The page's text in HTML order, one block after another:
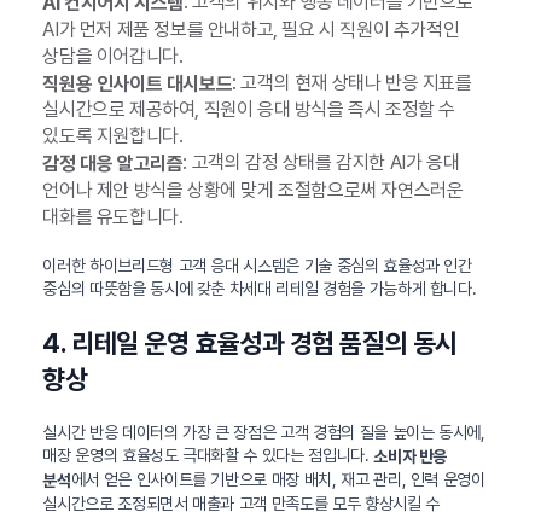
AI가 먼저 제품 정보를 안내하고, 필요 시 직원이 추가적인
상담을 이어갑니다.
직원용 인사이트 대시보드: 고객의 현재 상태나 반응 지표를
실시간으로 제공하여, 직원이 응대 방식을 즉시 조정할 수
있도록 지원합니다.
감정 대응 알고리즘: 고객의 감정 상태를 감지한 AI가 응대
언어나 제안 방식을 상황에 맞게 조절함으로써 자연스러운
대화를 유도합니다.
이러한 하이브리드형 고객 응대 시스템은 기술 중심의 효율성과 인간
중심의 따뜻함을 동시에 갖춘 차세대 리테일 경험을 가능하게 합니다.
4. 리테일 운영 효율성과 경험 품질의 동시
향상
실시간 반응 데이터의 가장 큰 장점은 고객 경험의 질을 높이는 동시에,
매장 운영의 효율성도 극대화할 수 있다는 점입니다. 소비자 반응
분석에서 얻은 인사이트를 기반으로 매장 배치, 재고 관리, 인력 운영이
실시간으로 조정되면서 매출과 고객 만족도를 모두 향상시킬 수